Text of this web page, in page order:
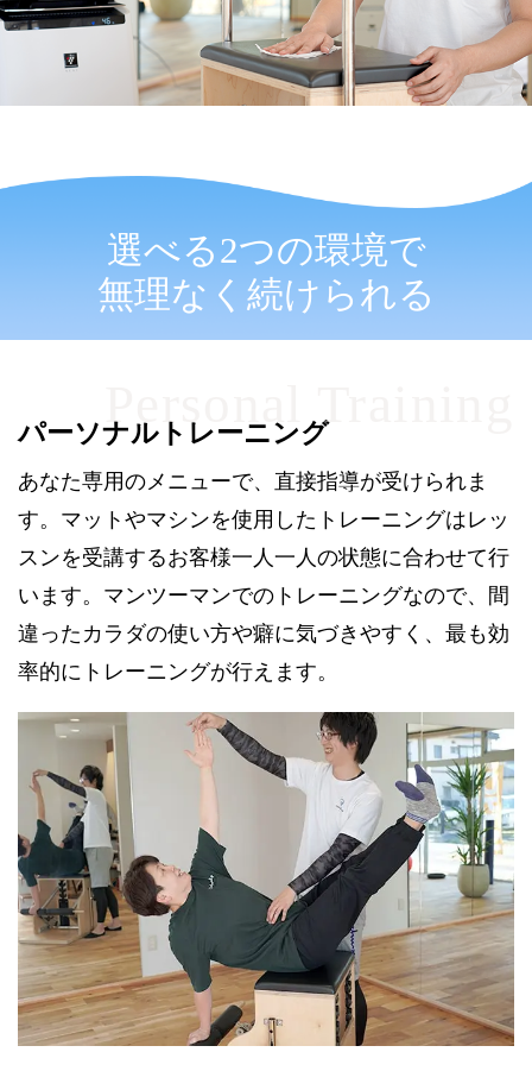
選べる2つの環境で
無理なく続けられる
パーソナルトレーニング
あなた専用のメニューで、直接指導が受けられま
す。マットやマシンを使用したトレーニングはレッ
スンを受講するお客様一人一人の状態に合わせて行
います。マンツーマンでのトレーニングなので、間
違ったカラダの使い方や癖に気づきやすく、最も効
率的にトレーニングが行えます。